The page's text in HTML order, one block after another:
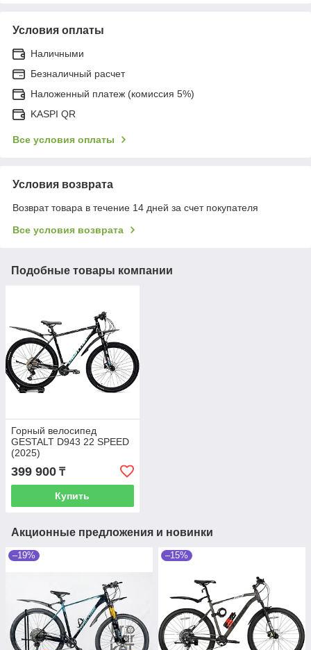
Условия оплаты
Наличными
Безналичный расчет
Наложенный платеж (комиссия 5%)
KASPI QR
Все условия оплаты
Условия возврата
Возврат товара в течение 14 дней за счет покупателя
Все условия возврата
Подобные товары компании
Горный велосипед
GESTALT D943 22 SPEED
(2025)
399 900 ₸
Купить
Акционные предложения и новинки
–19% –15%